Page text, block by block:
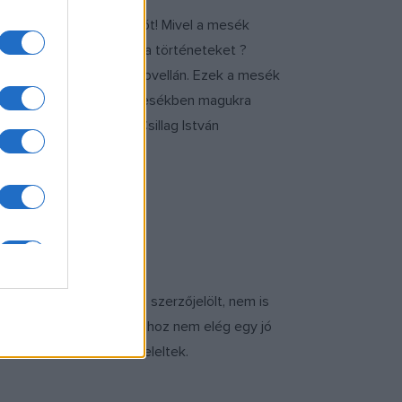
a befogadás. Sőt! Mivel a mesék
a gyerekek ezeket a történeteket ?
kiváló regényen, novellán. Ezek a mesék
hogy a gyerekek a mesékben magukra
lírai történeteket Csillag István
árulnom: volt olyan szerzőjelölt, nem is
van szó. Megírásához nem elég egy jó
követelménynek megfeleltek.